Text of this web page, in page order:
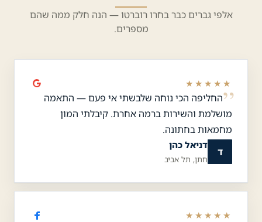
אלפי גברים כבר בחרו רוברטו — הנה חלק ממה שהם
מספרים.
★★★★★
החליפה הכי נוחה שלבשתי אי פעם — התאמה
מושלמת והשירות ברמה אחרת. קיבלתי המון
מחמאות בחתונה.
ד
דניאל כהן
חתן, תל אביב
★★★★★